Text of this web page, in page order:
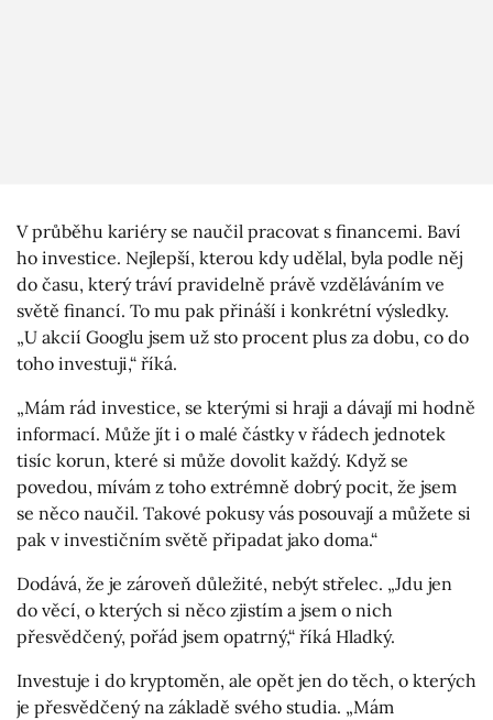
V průběhu kariéry se naučil pracovat s financemi. Baví
ho investice. Nejlepší, kterou kdy udělal, byla podle něj
do času, který tráví pravidelně právě vzděláváním ve
světě financí. To mu pak přináší i konkrétní výsledky.
„U akcií Googlu jsem už sto procent plus za dobu, co do
toho investuji,“ říká.
„Mám rád investice, se kterými si hraji a dávají mi hodně
informací. Může jít i o malé částky v řádech jednotek
tisíc korun, které si může dovolit každý. Když se
povedou, mívám z toho extrémně dobrý pocit, že jsem
se něco naučil. Takové pokusy vás posouvají a můžete si
pak v investičním světě připadat jako doma.“
Dodává, že je zároveň důležité, nebýt střelec. „Jdu jen
do věcí, o kterých si něco zjistím a jsem o nich
přesvědčený, pořád jsem opatrný,“ říká Hladký.
Investuje i do kryptoměn, ale opět jen do těch, o kterých
je přesvědčený na základě svého studia. „Mám